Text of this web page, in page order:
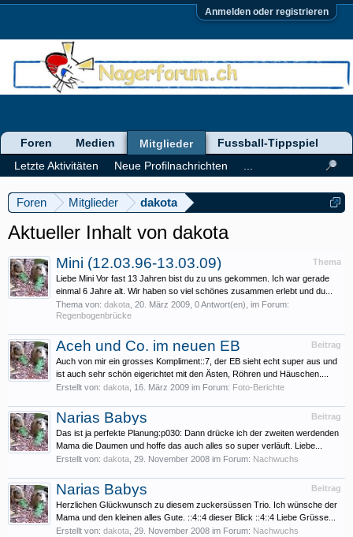
Anmelden oder registrieren
Foren Mitglieder dakota
Aktueller Inhalt von dakota
Thema
Mini (12.03.96-13.03.09)
Liebe Mini Vor fast 13 Jahren bist du zu uns gekommen. Ich war gerade
einmal 6 Jahre alt. Wir haben so viel schönes zusammen erlebt und du...
Thema von: dakota 20. März 2009 , 0 Antwort(en), im Forum:
Regenbogenbrücke
Beitrag
Aceh und Co. im neuen EB
Auch von mir ein grosses Kompliment::7, der EB sieht echt super aus und
ist auch sehr schön eigerichtet mit den Ästen, Röhren und Häuschen....
Erstellt von: dakota 16. März 2009 im Forum: Foto-Berichte
Beitrag
Narias Babys
Das ist ja perfekte Planung:p030: Dann drücke ich der zweiten werdenden
Mama die Daumen und hoffe das auch alles so super verläuft. Liebe...
Erstellt von: dakota 29. November 2008 im Forum: Nachwuchs
Beitrag
Narias Babys
Herzlichen Glückwunsch zu diesem zuckersüssen Trio. Ich wünsche der
Mama und den kleinen alles Gute. ::4::4 dieser Blick ::4::4 Liebe Grüsse...
Erstellt von: dakota 29. November 2008 im Forum: Nachwuchs
Foren Medien
Mitglieder
Letzte Aktivitäten
Neue Profilnachrichten
Fussball-Tippspiel